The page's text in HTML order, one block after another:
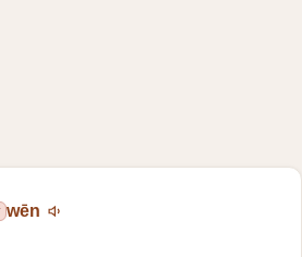
wēn